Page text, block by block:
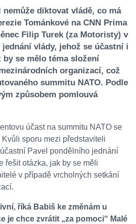
nemůže diktovat vládě, co má
Tománkové na CNN Prima
Filip Turek (za Motoristy) v
vlády, jehož se účastní i
se mělo téma složení
organizací, což
summitu NATO. Podle
způsobem pomlouvá
účast na summitu NATO se
sporu mezi představiteli
Pavel pondělního jednání
řešit otázka, jak by se měli
v případě vrcholných setkání
říká Babiš ke změnám u
je chce zvrátit „za pomoci“ Malé